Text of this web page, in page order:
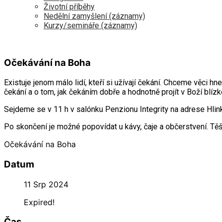
Životní příběhy
Nedělní zamyšlení (záznamy)
Kurzy/semináře (záznamy)
Očekávání na Boha
Existuje jenom málo lidí, kteří si užívají čekání. Chceme věci
čekání a o tom, jak čekáním dobře a hodnotně projít v Boží
Sejdeme se v 11 h v salónku Penzionu Integrity na adrese
Po skončení je možné popovídat u kávy, čaje a občerstvení.
Očekávání na Boha
Datum
11 Srp 2024
Expired!